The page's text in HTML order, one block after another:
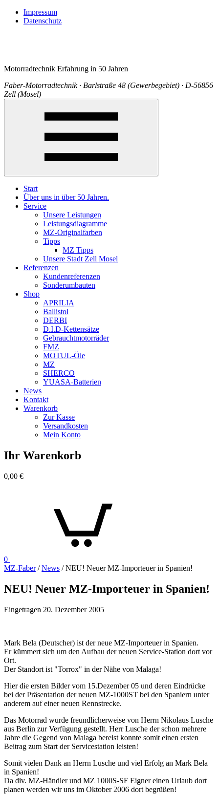
Impressum
Datenschutz
Motorradtechnik Erfahrung in 50 Jahren
Faber-Motorradtechnik · Barlstraße 48 (Gewerbegebiet) · D-56856
Zell (Mosel)
Start
Über uns in über 50 Jahren.
Service
Unsere Leistungen
Leistungsdiagramme
MZ-Originalfarben
Tipps
MZ Tipps
Unsere Stadt Zell Mosel
Referenzen
Kundenreferenzen
Sonderumbauten
Shop
APRILIA
Ballistol
DERBI
D.I.D-Kettensätze
Gebrauchtmotorräder
FMZ
MOTUL-Öle
MZ
SHERCO
YUASA-Batterien
News
Kontakt
Warenkorb
Zur Kasse
Versandkosten
Mein Konto
Ihr Warenkorb
0,00 €
0
MZ-Faber/News /NEU! Neuer MZ-Importeuer in Spanien!
NEU! Neuer MZ-Importeuer in Spanien!
Eingetragen 20. Dezember 2005
Mark Bela (Deutscher) ist der neue MZ-Importeuer in Spanien.
Er kümmert sich um den Aufbau der neuen Service-Station dort vor
Ort.
Der Standort ist "Torrox" in der Nähe von Malaga!
Hier die ersten Bilder vom 15.Dezember 05 und deren Eindrücke
bei der Präsentation der neuen MZ-1000ST bei den Spaniern unter
anderem auf einer neuen Rennstrecke.
Das Motorrad wurde freundlicherweise von Herrn Nikolaus Lusche
aus Berlin zur Verfügung gestellt. Herr Lusche der schon mehrere
Jahre die Gegend von Malaga bereist konnte somit einen ersten
Beitrag zum Start der Servicestation leisten!
Somit vielen Dank an Herrn Lusche und viel Erfolg an Mark Bela
in Spanien!
Da div. MZ-Händler und MZ 1000S-SF Eigner einen Urlaub dort
planen werden wir uns im Oktober 2006 dort begrüßen!